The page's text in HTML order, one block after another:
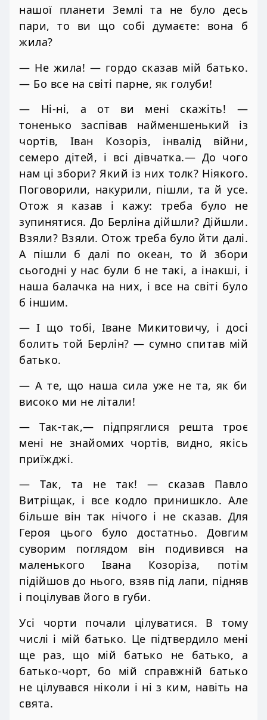
нашої планети Землі та не було десь
пари, то ви що собі думаєте: вона б
жила?
— Не жила! — гордо сказав мій батько.
— Бо все на світі парне, як голуби!
— Ні-ні, а от ви мені скажіть! —
тоненько заспівав найменшенький із
чортів, Іван Козоріз, інвалід війни,
семеро дітей, і всі дівчатка.— До чого
нам ці збори? Який із них толк? Ніякого.
Поговорили, накурили, пішли, та й усе.
Отож я казав і кажу: треба було не
зупинятися. До Берліна дійшли? Дійшли.
Взяли? Взяли. Отож треба було йти далі.
А пішли б далі по океан, то й збори
сьогодні у нас були б не такі, а інакші, і
наша балачка на них, і все на світі було
б іншим.
— І що тобі, Іване Микитовичу, і досі
болить той Берлін? — сумно спитав мій
батько.
— А те, що наша сила уже не та, як би
високо ми не літали!
— Так-так,— підпряглися решта троє
мені не знайомих чортів, видно, якісь
приїжджі.
— Так, та не так! — сказав Павло
Витріщак, і все кодло принишкло. Але
більше він так нічого і не сказав. Для
Героя цього було достатньо. Довгим
суворим поглядом він подивився на
маленького Івана Козоріза, потім
підійшов до нього, взяв під лапи, підняв
і поцілував його в губи.
Усі чорти почали цілуватися. В тому
числі і мій батько. Це підтвердило мені
ще раз, що мій батько не батько, а
батько-чорт, бо мій справжній батько
не цілувався ніколи і ні з ким, навіть на
свята.